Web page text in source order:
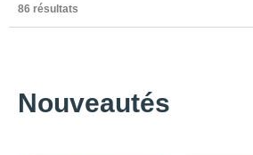
86 résultats
Nouveautés